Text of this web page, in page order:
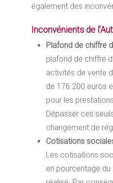
également des
Inconvénients de
Plafond de chiffre
plafond de chiffre
activités de vente
de 176 200 euros
pour les
Dépasser ces
changement de
Cotisations
Les cotisations
en pourcentage du